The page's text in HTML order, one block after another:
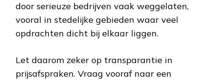
door serieuze bedrijven vaak weggelaten,
vooral in stedelijke gebieden waar veel
opdrachten dicht bij elkaar liggen.
Let daarom zeker op transparantie in
prijsafspraken. Vraag vooraf naar een